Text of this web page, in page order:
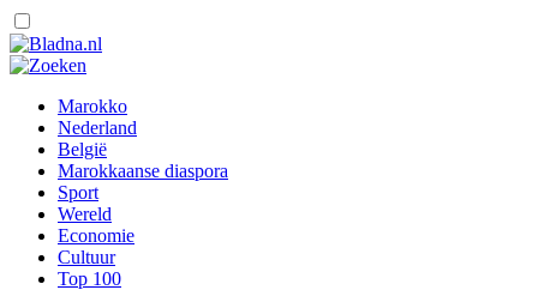
Marokko
Nederland
België
Marokkaanse diaspora
Sport
Wereld
Economie
Cultuur
Top 100